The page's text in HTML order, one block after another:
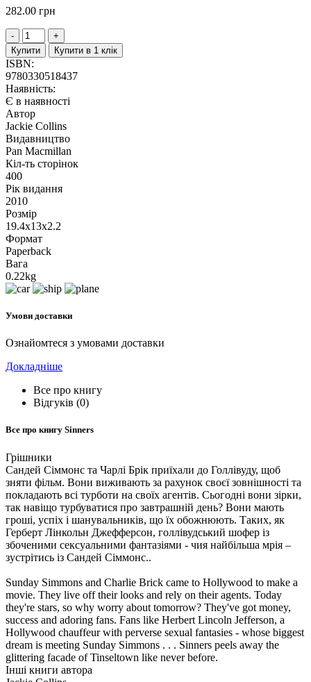
282.00 грн
Купити Купити в 1 клік
ISBN:
9780330518437
Наявність:
Є в наявності
Автор
Jackie Collins
Видавництво
Pan Macmillan
Кіл-ть сторінок
400
Рік видання
2010
Розмір
19.4x13x2.2
Формат
Paperback
Вага
0.22kg
Умови доставки
Ознайомтеся з умовами доставки
Докладніше
Все про книгу
Відгуків (0)
Все про книгу Sinners
Грішники
Сандей Сіммонс та Чарлі Брік приїхали до Голлівуду, щоб
зняти фільм. Вони виживають за рахунок своєї зовнішності та
покладають всі турботи на своїх агентів. Сьогодні вони зірки,
так навіщо турбуватися про завтрашній день? Вони мають
гроші, успіх і шанувальників, що їх обожнюють. Таких, як
Герберт Лінкольн Джефферсон, голлівудський шофер із
збоченими сексуальними фантазіями - чия найбільша мрія –
зустрітись із Сандей Сіммонс..
Sunday Simmons and Charlie Brick came to Hollywood to make a
movie. They live off their looks and rely on their agents. Today
they're stars, so why worry about tomorrow? They've got money,
success and adoring fans. Fans like Herbert Lincoln Jefferson, a
Hollywood chauffeur with perverse sexual fantasies - whose biggest
dream is meeting Sunday Simmons . . . Sinners peels away the
glittering facade of Tinseltown like never before.
Інші книги автора